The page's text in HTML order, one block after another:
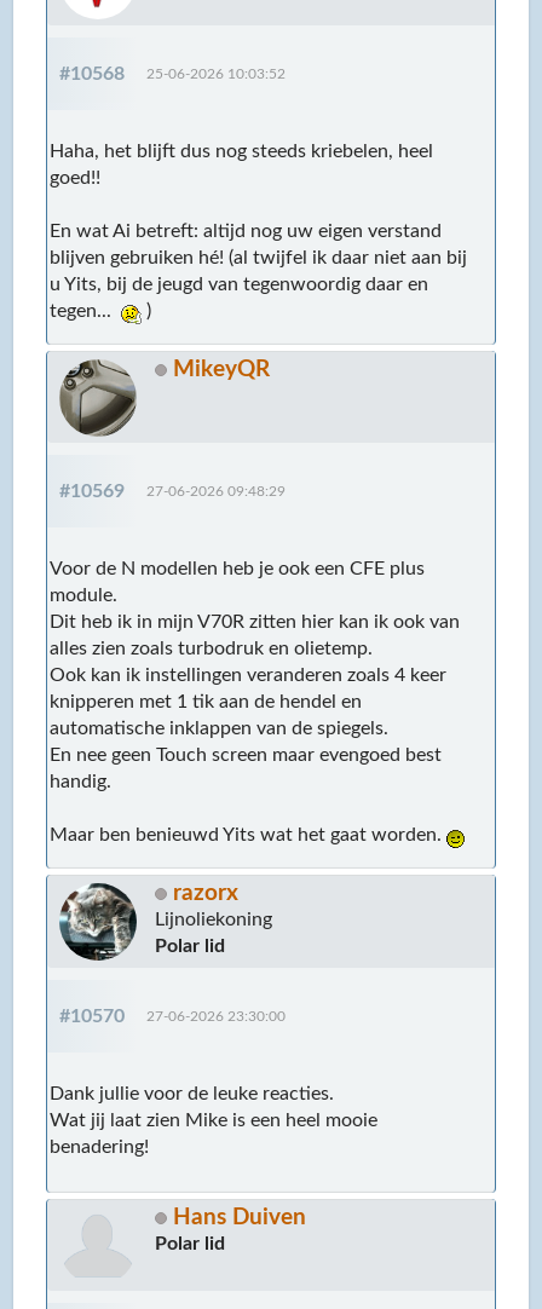
#10568 25-06-2026 10:03:52
Haha, het blijft dus nog steeds kriebelen, heel
goed!!
En wat Ai betreft: altijd nog uw eigen verstand
blijven gebruiken hé! (al twijfel ik daar niet aan bij
u Yits, bij de jeugd van tegenwoordig daar en
tegen...
)
MikeyQR
#10569 27-06-2026 09:48:29
Voor de N modellen heb je ook een CFE plus
module.
Dit heb ik in mijn V70R zitten hier kan ik ook van
alles zien zoals turbodruk en olietemp.
Ook kan ik instellingen veranderen zoals 4 keer
knipperen met 1 tik aan de hendel en
automatische inklappen van de spiegels.
En nee geen Touch screen maar evengoed best
handig.
Maar ben benieuwd Yits wat het gaat worden.
razorx
Lijnoliekoning
Polar lid
#10570 27-06-2026 23:30:00
Dank jullie voor de leuke reacties.
Wat jij laat zien Mike is een heel mooie
benadering!
Hans Duiven
Polar lid